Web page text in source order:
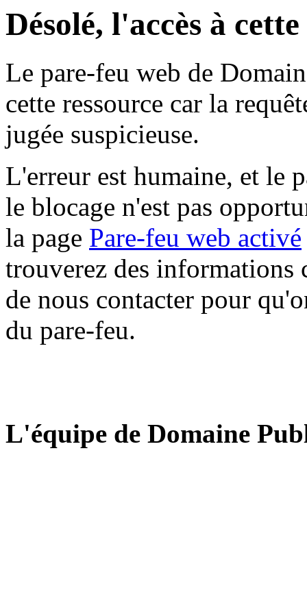
Désolé, l'accès à
Le pare-feu web de
cette ressource car la
jugée suspicieuse.
L'erreur est humaine, et le
le blocage n'est pas
la page Pare-feu web activé
trouverez des informations
de nous contacter pour
du pare-feu.
L'équipe de Domaine